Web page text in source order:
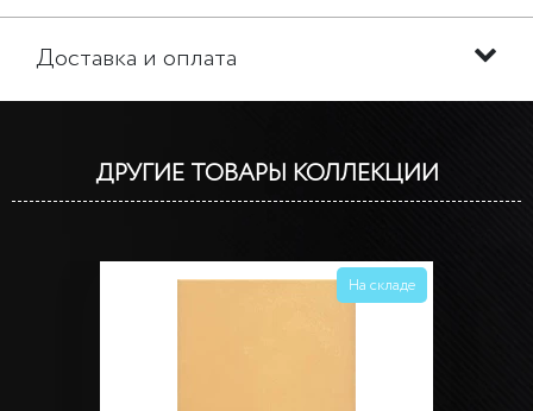
Доставка и оплата
ДРУГИЕ ТОВАРЫ КОЛЛЕКЦИИ
На складе